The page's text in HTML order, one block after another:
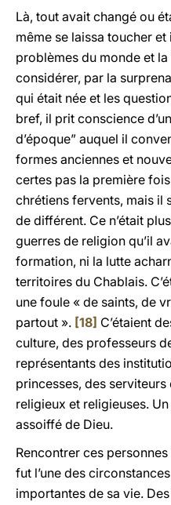
Là, tout avait changé ou
même se laissa toucher
problèmes du monde et
considérer, par la
qui était née et les
bref, il prit conscience
d’époque” auquel il
formes anciennes et
certes pas la première
chrétiens fervents, mais il
de différent. Ce n’était
guerres de religion qu’il
formation, ni la lutte
territoires du Chablais.
une foule « de saints, de
partout ». [18] C’étaient
culture, des professeurs
représentants des
princesses, des
religieux et religieuses.
assoiffé de Dieu.
Rencontrer ces
fut l’une des
importantes de sa vie.